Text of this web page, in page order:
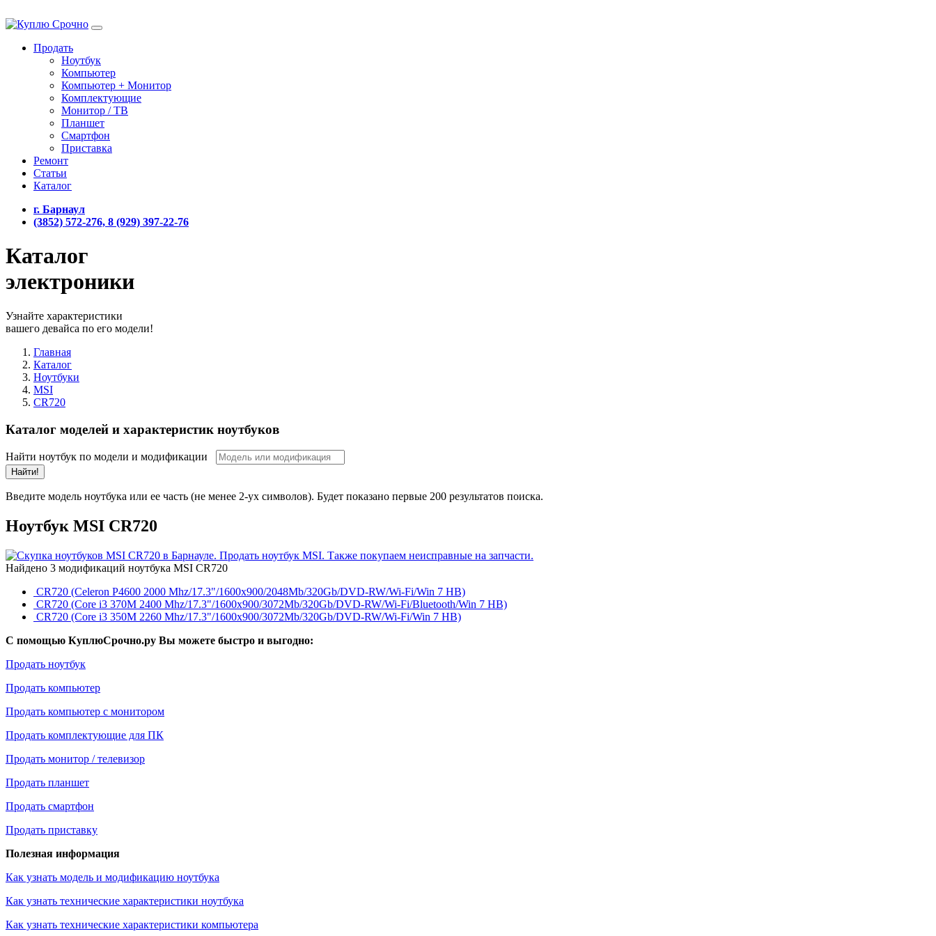
Продать
Ноутбук
Компьютер
Компьютер + Монитор
Комплектующие
Монитор / ТВ
Планшет
Смартфон
Приставка
Ремонт
Статьи
Каталог
г. Барнаул
(3852) 572-276, 8 (929) 397-22-76
Каталог
электроники
Узнайте характеристики
вашего девайса по его модели!
Главная
Каталог
Ноутбуки
MSI
CR720
Каталог моделей и характеристик ноутбуков
Найти ноутбук по модели и модификации
Найти!
Введите модель ноутбука или ее часть (не менее 2-ух символов). Будет показано первые 200 результатов поиска.
Ноутбук MSI CR720
Найдено 3 модификаций ноутбука MSI CR720
CR720 (Celeron P4600 2000 Mhz/17.3"/1600x900/2048Mb/320Gb/DVD-RW/Wi-Fi/Win 7 HB)
CR720 (Core i3 370M 2400 Mhz/17.3"/1600x900/3072Mb/320Gb/DVD-RW/Wi-Fi/Bluetooth/Win 7 HB)
CR720 (Core i3 350M 2260 Mhz/17.3"/1600x900/3072Mb/320Gb/DVD-RW/Wi-Fi/Win 7 HB)
С помощью КуплюСрочно.ру Вы можете быстро и выгодно:
Продать ноутбук
Продать компьютер
Продать компьютер с монитором
Продать комплектующие для ПК
Продать монитор / телевизор
Продать планшет
Продать смартфон
Продать приставку
Полезная информация
Как узнать модель и модификацию ноутбука
Как узнать технические характеристики ноутбука
Как узнать технические характеристики компьютера